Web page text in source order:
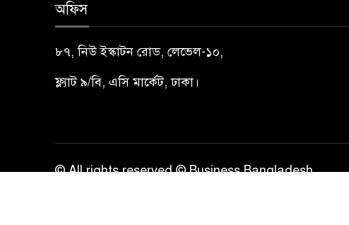
অফিস
৮৭, নিউ ইস্কাটন রোড, লেভেল-১০,
ফ্ল্যাট ৯/বি, এসি মার্কেট, ঢাকা।
© All rights reserved © Business Bangladesh